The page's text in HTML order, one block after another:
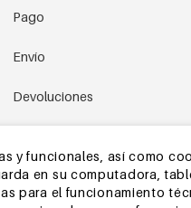
y funcionales, así como
en su computadora,
para el funcionamiento
Pago
Envío
Devoluciones
Otras preguntas